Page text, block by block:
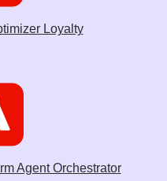
Loyalty
Agent Orchestrator